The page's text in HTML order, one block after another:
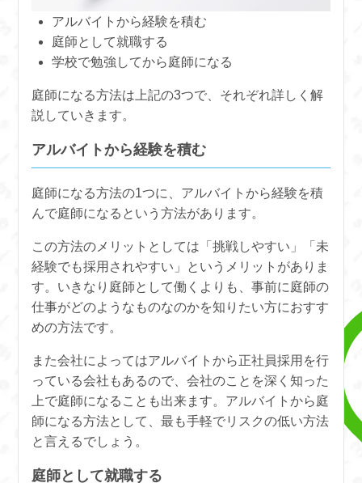
アルバイトから経験を積む
庭師として就職する
学校で勉強してから庭師になる
庭師になる方法は上記の3つで、それぞれ詳しく解
説していきます。
アルバイトから経験を積む
庭師になる方法の1つに、アルバイトから経験を積
んで庭師になるという方法があります。
この方法のメリットとしては「挑戦しやすい」「未
経験でも採用されやすい」というメリットがありま
す。いきなり庭師として働くよりも、事前に庭師の
仕事がどのようなものなのかを知りたい方におすす
めの方法です。
また会社によってはアルバイトから正社員採用を行
っている会社もあるので、会社のことを深く知った
上で庭師になることも出来ます。アルバイトから庭
師になる方法として、最も手軽でリスクの低い方法
と言えるでしょう。
庭師として就職する